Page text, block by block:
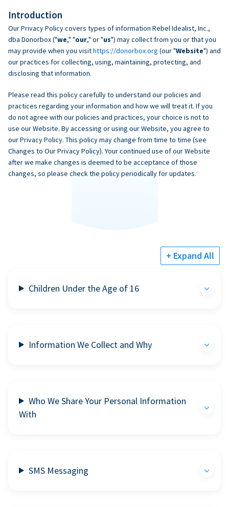
Introduction
Our Privacy Policy covers types of information Rebel Idealist, Inc.,
dba Donorbox ("we," "our," or "us") may collect from you or that you
may provide when you visithttps://donorbox.org (our "Website") and
our practices for collecting, using, maintaining, protecting, and
disclosing that information.
Please read this policy carefully to understand our policies and
practices regarding your information and how we will treat it. If you
do not agree with our policies and practices, your choice is not to
use our Website. By accessing or using our Website, you agree to
our Privacy Policy. This policy may change from time to time (see
Changes to Our Privacy Policy). Your continued use of our Website
after we make changes is deemed to be acceptance of those
changes, so please check the policy periodically for updates.
+ Expand All
Children Under the Age of 16
Information We Collect and Why
Who We Share Your Personal Information
With
SMS Messaging